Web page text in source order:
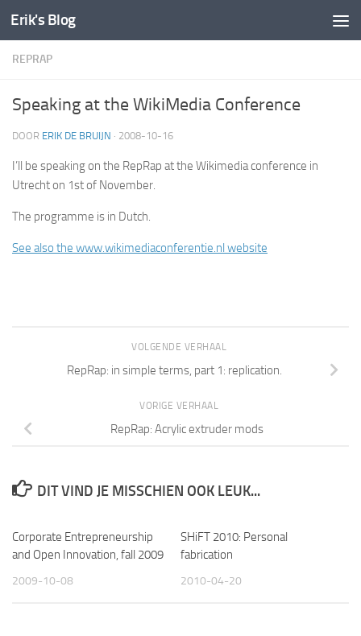
Doorgaan naar inhoud
Erik's Blog
REPRAP
Speaking at the WikiMedia Conference
DOOR ERIK DE BRUIJN · 2008-10-16
I’ll be speaking on the RepRap at the Wikimedia conference in
Utrecht on 1st of November.
The programme is in Dutch.
See also the www.wikimediaconferentie.nl website
VOLGENDE VERHAAL
RepRap: in simple terms, part 1: replication.
VORIGE VERHAAL
RepRap: Acrylic extruder mods
DIT VIND JE MISSCHIEN OOK LEUK...
Corporate Entrepreneurship
and Open Innovation, fall 2009
2009-10-08
SHiFT 2010: Personal
fabrication
2010-04-20